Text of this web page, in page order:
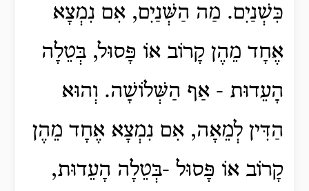
כִּשְׁנַיִם. מַה הַשְּׁנַיִם, אִם נִמְצָא
אֶחָד מֵהֶן קָרוֹב אוֹ פָּסוּל, בְּטֵלָה
הָעֵדוּת - אַף הַשְּׁלוֹשָׁה. וְהוּא
הַדִּין לְמֵאָה, אִם נִמְצָא אֶחָד מֵהֶן
קָרוֹב אוֹ פָּסוּל -בְּטֵלָה הָעֵדוּת,